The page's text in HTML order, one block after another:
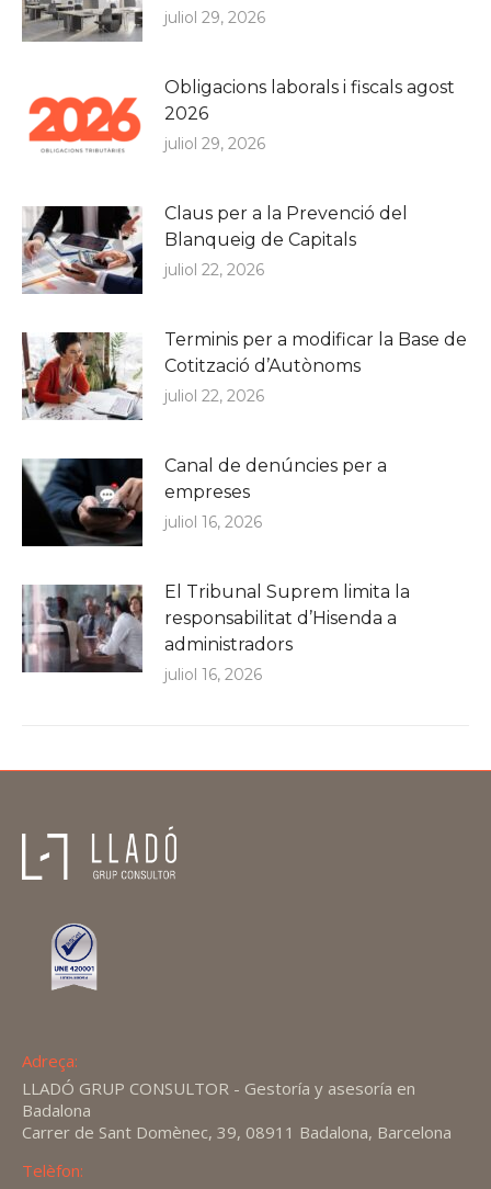
juliol 29, 2026
Obligacions laborals i fiscals agost
2026
juliol 29, 2026
Claus per a la Prevenció del
Blanqueig de Capitals
juliol 22, 2026
Terminis per a modificar la Base de
Cotització d’Autònoms
juliol 22, 2026
Canal de denúncies per a
empreses
juliol 16, 2026
El Tribunal Suprem limita la
responsabilitat d’Hisenda a
administradors
juliol 16, 2026
Adreça:
LLADÓ GRUP CONSULTOR - Gestoría y asesoría en
Badalona
Carrer de Sant Domènec, 39, 08911 Badalona, Barcelona
Telèfon: